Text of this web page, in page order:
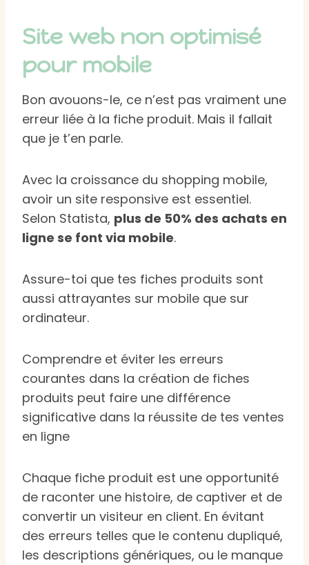
Site web non optimisé
pour mobile
Bon avouons-le, ce n’est pas vraiment une
erreur liée à la fiche produit. Mais il fallait
que je t’en parle.
Avec la croissance du shopping mobile,
avoir un site responsive est essentiel.
Selon Statista, plus de 50% des achats en
ligne se font via mobile.
Assure-toi que tes fiches produits sont
aussi attrayantes sur mobile que sur
ordinateur.
Comprendre et éviter les erreurs
courantes dans la création de fiches
produits peut faire une différence
significative dans la réussite de tes ventes
en ligne
Chaque fiche produit est une opportunité
de raconter une histoire, de captiver et de
convertir un visiteur en client. En évitant
des erreurs telles que le contenu dupliqué,
les descriptions génériques, ou le manque